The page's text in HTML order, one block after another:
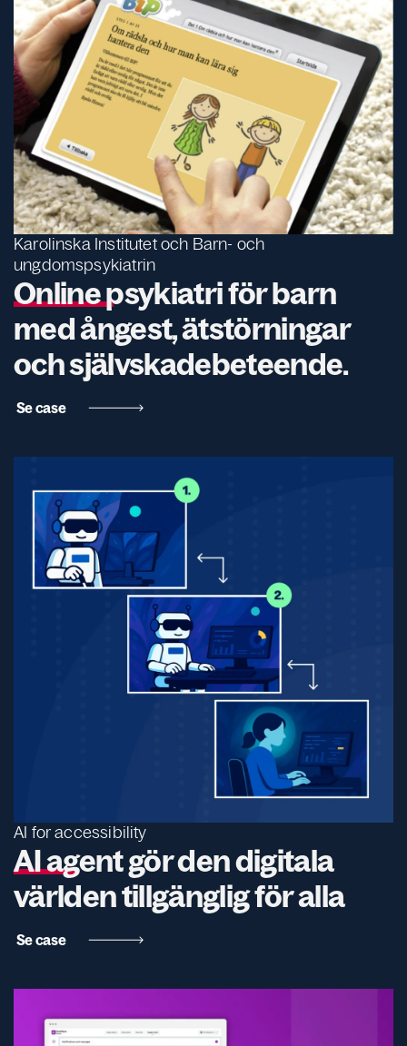
Karolinska Institutet och Barn- och
ungdomspsykiatrin
Online psykiatri för barn
med ångest, ätstörningar
och självskadebeteende.
Se case
AI for accessibility
AI agent gör den digitala
världen tillgänglig för alla
Se case